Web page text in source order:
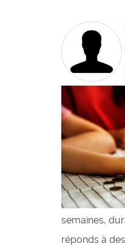
semaines,
réponds à